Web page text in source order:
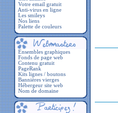
Votre email gratuit
Anti-virus en ligne
Les smileys
Nos liens
Palette de couleurs
Ensembles graphiques
Fonds de page web
Contenu gratuit
PageRank
Kits lignes / boutons
Bannières vierges
Hébergeur site web
Nom de domaine